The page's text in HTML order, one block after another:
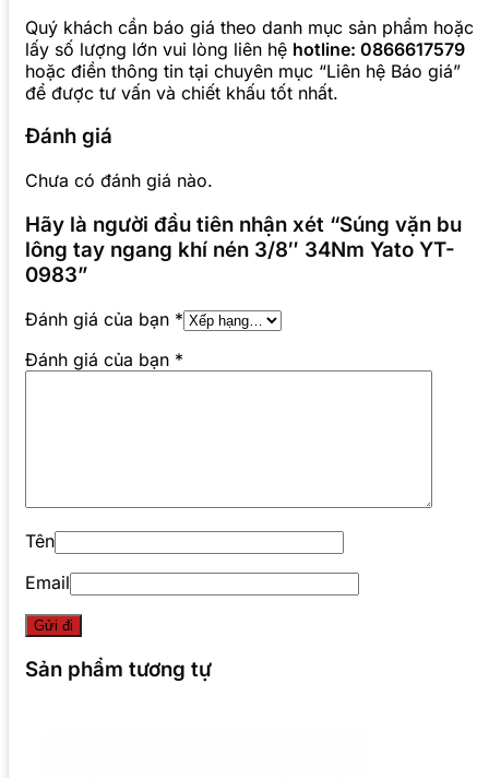
Quý khách cần báo giá theo danh mục sản phẩm hoặc
lấy số lượng lớn vui lòng liên hệ hotline: 0866617579
hoặc điền thông tin tại chuyên mục “Liên hệ Báo giá”
để được tư vấn và chiết khấu tốt nhất.
Đánh giá
Chưa có đánh giá nào.
Hãy là người đầu tiên nhận xét “Súng vặn bu
lông tay ngang khí nén 3/8″ 34Nm Yato YT-
0983”
Đánh giá của bạn *
Đánh giá của bạn *
Tên
Email
Sản phẩm tương tự